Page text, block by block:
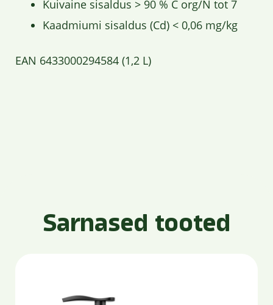
Kuivaine sisaldus > 90 % C org/N tot 7
Kaadmiumi sisaldus (Cd) < 0,06 mg/kg
EAN 6433000294584 (1,2 L)
Sarnased tooted